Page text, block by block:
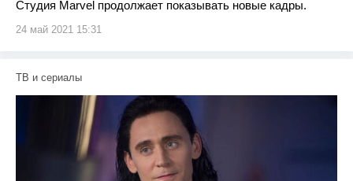
Студия Marvel продолжает показывать новые кадры.
24 май 2021 15:31
ТВ и сериалы